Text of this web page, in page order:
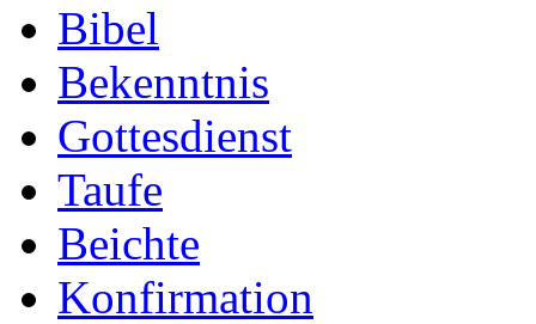
Bibel
Bekenntnis
Gottesdienst
Taufe
Beichte
Konfirmation